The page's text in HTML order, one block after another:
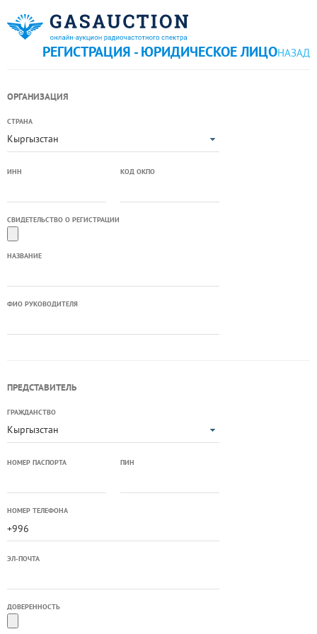
РЕГИСТРАЦИЯ - ЮРИДИЧЕСКОЕ ЛИЦОНАЗАД
ОРГАНИЗАЦИЯ
СТРАНА
Кыргызстан
ИНН КОД ОКПО
СВИДЕТЕЛЬСТВО О РЕГИСТРАЦИИ
НАЗВАНИЕ
ФИО РУКОВОДИТЕЛЯ
ПРЕДСТАВИТЕЛЬ
ГРАЖДАНСТВО
Кыргызстан
НОМЕР ПАСПОРТА ПИН
НОМЕР ТЕЛЕФОНА
ЭЛ-ПОЧТА
ДОВЕРЕННОСТЬ